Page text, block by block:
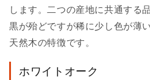
します。二つの産地に共通する
黒が殆どですが稀に少し色が薄
天然木の特徴です。
ホワイトオーク